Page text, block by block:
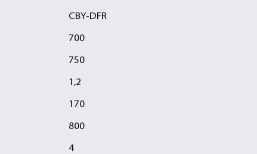
CBY-DFR
700
750
1,2
170
800
4